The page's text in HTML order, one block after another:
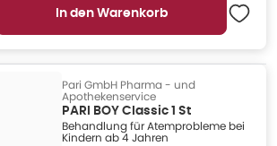
In den Warenkorb
Pari GmbH Pharma - und
Apothekenservice
PARI BOY Classic 1 St
Behandlung für Atemprobleme bei
Kindern ab 4 Jahren